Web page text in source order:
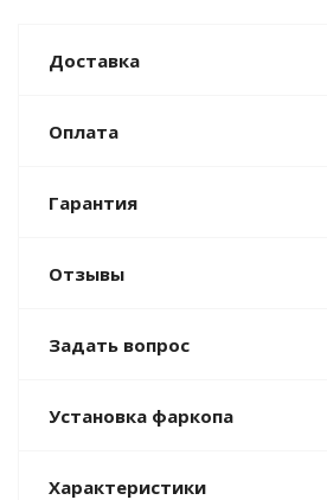
Доставка
Оплата
Гарантия
Отзывы
Задать вопрос
Установка фаркопа
Характеристики